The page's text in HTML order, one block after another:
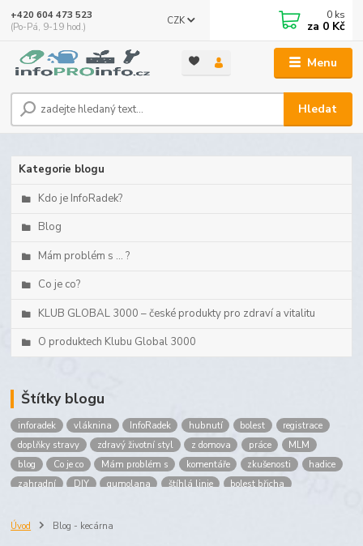
Menu
CZK
Hledat
+420 604 473 523
(Po-Pá, 9-19 hod.)
0 ks
za 0 Kč
Kategorie blogu
Kdo je InfoRadek?
Blog
Mám problém s ... ?
Co je co?
KLUB GLOBAL 3000 – české produkty pro zdraví a vitalitu
O produktech Klubu Global 3000
Štítky blogu
inforadek vláknina InfoRadek hubnutí bolest
registrace
doplňky stravy
zdravý životní styl z domova práce
MLM
blog
Co je co Mám problém s komentáře zkušenosti
hadice
zahradní
DIY gumolana štíhlá linie
bolest břicha
Prokloub
Vláknina
Úvod Blog - kecárna